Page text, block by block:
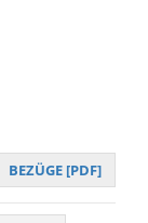
BEZÜGE [PDF]